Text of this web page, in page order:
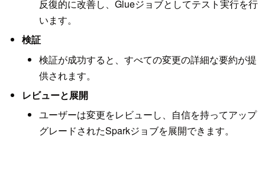
反復的に改善し、Glueジョブとしてテスト実行を行
います。
検証
検証が成功すると、すべての変更の詳細な要約が提
供されます。
レビューと展開
ユーザーは変更をレビューし、自信を持ってアップ
グレードされたSparkジョブを展開できます。